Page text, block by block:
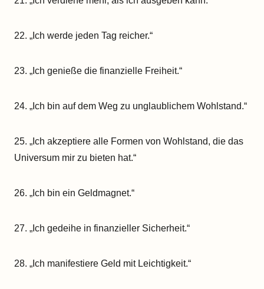
22. „Ich werde jeden Tag reicher.“
23. „Ich genieße die finanzielle Freiheit.“
24. „Ich bin auf dem Weg zu unglaublichem Wohlstand.“
25. „Ich akzeptiere alle Formen von Wohlstand, die das
Universum mir zu bieten hat.“
26. „Ich bin ein Geldmagnet.“
27. „Ich gedeihe in finanzieller Sicherheit.“
28. „Ich manifestiere Geld mit Leichtigkeit.“